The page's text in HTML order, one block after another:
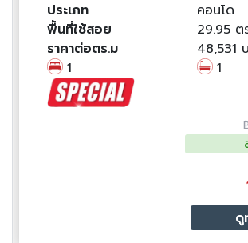
ประเภท
คอนโด
พื้นที่ใช้สอย
29.95 ต
ราคาต่อตร.ม
48,531
1
1
ดู